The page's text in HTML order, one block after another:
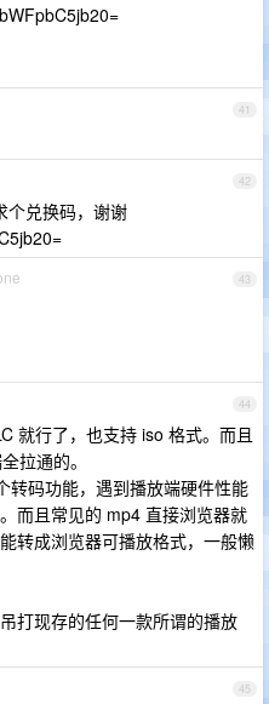
41
42
个兑换码，谢谢
43
44
就行了，也支持 iso 格式。而且
拉通的。
转码功能，遇到播放端硬件性能
而且常见的 mp4 直接浏览器就
转成浏览器可播放格式，一般懒
打现存的任何一款所谓的播放
45